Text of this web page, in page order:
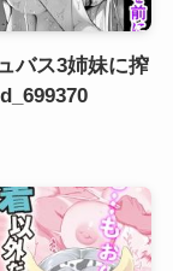
バス3姉妹に搾